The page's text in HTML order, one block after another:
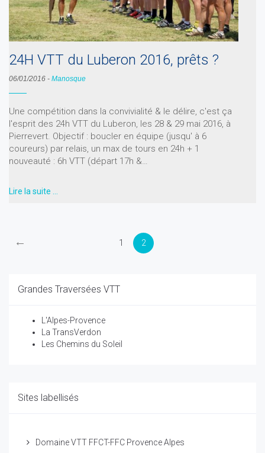
24H VTT du Luberon 2016, prêts ?
06/01/2016 - Manosque
Une compétition dans la convivialité & le délire, c'est ça
l'esprit des 24h VTT du Luberon, les 28 & 29 mai 2016, à
Pierrevert. Objectif : boucler en équipe (jusqu' à 6
coureurs) par relais, un max de tours en 24h + 1
nouveauté : 6h VTT (départ 17h &…
Lire la suite …
← 1 2
Grandes Traversées VTT
L'Alpes-Provence
La TransVerdon
Les Chemins du Soleil
Sites labellisés
Domaine VTT FFCT-FFC Provence Alpes